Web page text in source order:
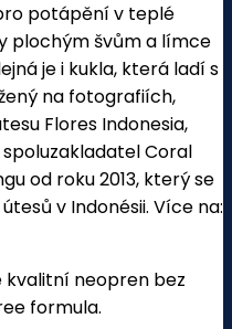
potápění v teplé
plochým švům a límce
je i kukla, která ladí s
na fotografiích,
Flores Indonesia,
Coral
od roku 2013, který se
v Indonésii. Více na:
kvalitní neopren bez
formula.